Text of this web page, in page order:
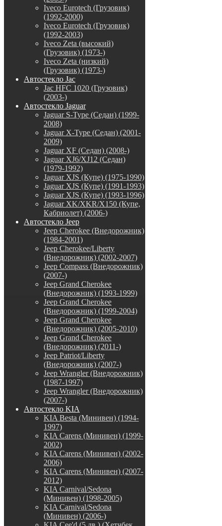
Iveco Eurotech (Грузовик)
(1992-2000)
Iveco Eurotech (Грузовик)
(1992-2003)
Iveco Zeta (высокий)
(Грузовик) (1973-)
Iveco Zeta (низкий)
(Грузовик) (1973-)
Автостекло Jac
Jac HFC 1020 (Грузовик)
(2003-)
Автостекло Jaguar
Jaguar S-Type (Седан) (1999-
2008)
Jaguar X-Type (Седан) (2001-
2009)
Jaguar XF (Седан) (2008-)
Jaguar XJ6/XJ12 (Седан)
(1979-1992)
Jaguar XJS (Купе) (1975-1990)
Jaguar XJS (Купе) (1991-1993)
Jaguar XJS (Купе) (1993-1996)
Jaguar XK/XKR/X150 (Купе,
Кабриолет) (2006-)
Автостекло Jeep
Jeep Cherokee (Внедорожник)
(1984-2001)
Jeep Cherokee/Liberty
(Внедорожник) (2002-2007)
Jeep Compass (Внедорожник)
(2007-)
Jeep Grand Cherokee
(Внедорожник) (1993-1999)
Jeep Grand Cherokee
(Внедорожник) (1999-2004)
Jeep Grand Cherokee
(Внедорожник) (2005-2010)
Jeep Grand Cherokee
(Внедорожник) (2011-)
Jeep Patriot/Liberty
(Внедорожник) (2007-)
Jeep Wrangler (Внедорожник)
(1987-1997)
Jeep Wrangler (Внедорожник)
(2007-)
Автостекло KIA
KIA Besta (Минивен) (1994-
1997)
KIA Carens (Минивен) (1999-
2002)
KIA Carens (Минивен) (2002-
2006)
KIA Carens (Минивен) (2007-
2012)
KIA Carnival/Sedona
(Минивен) (1998-2005)
KIA Carnival/Sedona
(Минивен) (2006-)